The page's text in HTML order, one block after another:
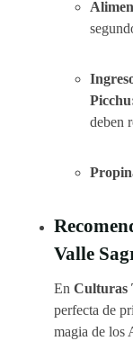
deben
Valle
En Culturas
perfecta de
magia de los